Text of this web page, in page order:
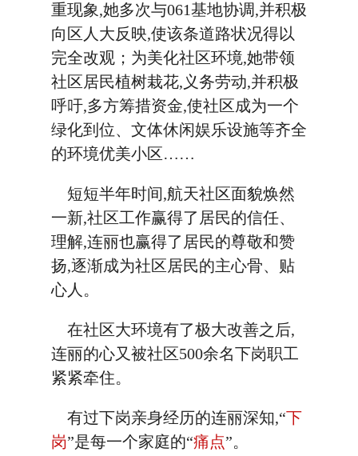
重现象,她多次与061基地协调,并积极
向区人大反映,使该条道路状况得以
完全改观；为美化社区环境,她带领
社区居民植树栽花,义务劳动,并积极
呼吁,多方筹措资金,使社区成为一个
绿化到位、文体休闲娱乐设施等齐全
的环境优美小区……
短短半年时间,航天社区面貌焕然
一新,社区工作赢得了居民的信任、
理解,连丽也赢得了居民的尊敬和赞
扬,逐渐成为社区居民的主心骨、贴
心人。
在社区大环境有了极大改善之后,
连丽的心又被社区500余名下岗职工
紧紧牵住。
有过下岗亲身经历的连丽深知,“下
岗”是每一个家庭的“痛点”。